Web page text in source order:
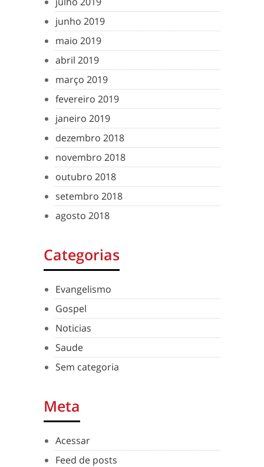
junho 2019
maio 2019
abril 2019
março 2019
fevereiro 2019
janeiro 2019
dezembro 2018
novembro 2018
outubro 2018
setembro 2018
agosto 2018
Categorias
Evangelismo
Gospel
Noticias
Saude
Sem categoria
Meta
Acessar
Feed de posts